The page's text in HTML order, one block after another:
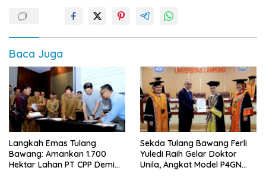
Baca Juga
Langkah Emas Tulang
Bawang: Amankan 1.700
Hektar Lahan PT CPP Demi
Sekda Tulang Bawang Ferli
Yuledi Raih Gelar Doktor
Unila, Angkat Model P4GN